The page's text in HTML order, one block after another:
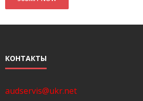
КОНТАКТЫ
audservis@ukr.net